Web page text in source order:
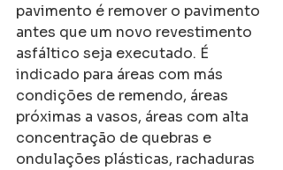
pavimento é remover o pavimento
antes que um novo revestimento
asfáltico seja executado. É
indicado para áreas com más
condições de remendo, áreas
próximas a vasos, áreas com alta
concentração de quebras e
ondulações plásticas, rachaduras